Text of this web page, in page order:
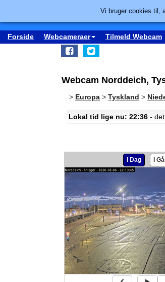
Forside Webcameraer Tilmeld Webcam
Webcam Norddeich,
> Europa > Tyskland >
Lokal tid lige nu: 22:36 -
I Dag I
Vi bruger cookies til,